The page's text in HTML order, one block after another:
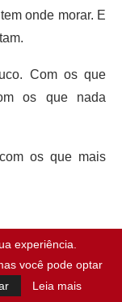
onde morar. E
Com os que
os que nada
os que mais
experiência.
você pode optar
Leia mais